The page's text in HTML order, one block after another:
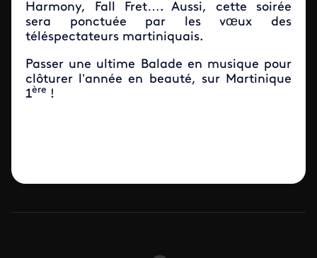
Harmony, Fall Fret…. Aussi, cette soirée
sera ponctuée par les vœux des
téléspectateurs martiniquais.
Passer une ultime Balade en musique pour
clôturer l’année en beauté, sur Martinique
1ère !